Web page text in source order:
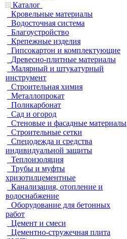
Каталог
Кровельные материалы
Водосточная система
Благоустройство
Крепежные изделия
Гипсокартон и комплектующие
Древесно-плитные материалы
Малярный и штукатурный
инструмент
Строительная химия
Металлопрокат
Поликарбонат
Сад и огород
Стеновые и фасадные материалы
Строительные сетки
Спецодежда и средства
индивидуальной защиты
Теплоизоляция
Трубы и муфты
хризотилцементные
Канализация, отопление и
водоснабжение
Оборудование для бетонных
работ
Цемент и смеси
Цементно-стружечная плита